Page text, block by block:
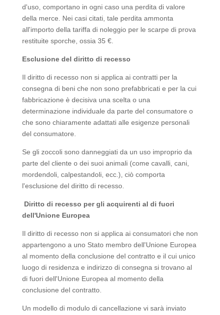
d'uso, comportano in ogni caso una perdita di valore
della merce. Nei casi citati, tale perdita ammonta
all'importo della tariffa di noleggio per le scarpe di prova
restituite sporche, ossia 35 €.
Esclusione del diritto di recesso
Il diritto di recesso non si applica ai contratti per la
consegna di beni che non sono prefabbricati e per la cui
fabbricazione è decisiva una scelta o una
determinazione individuale da parte del consumatore o
che sono chiaramente adattati alle esigenze personali
del consumatore.
Se gli zoccoli sono danneggiati da un uso improprio da
parte del cliente o dei suoi animali (come cavalli, cani,
mordendoli, calpestandoli, ecc.), ciò comporta
l'esclusione del diritto di recesso.
Diritto di recesso per gli acquirenti al di fuori
dell'Unione Europea
Il diritto di recesso non si applica ai consumatori che non
appartengono a uno Stato membro dell'Unione Europea
al momento della conclusione del contratto e il cui unico
luogo di residenza e indirizzo di consegna si trovano al
di fuori dell'Unione Europea al momento della
conclusione del contratto.
Un modello di modulo di cancellazione vi sarà inviato